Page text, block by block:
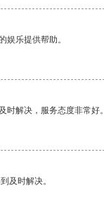
娱乐提供帮助。
解决，服务态度非常好。
及时解决。